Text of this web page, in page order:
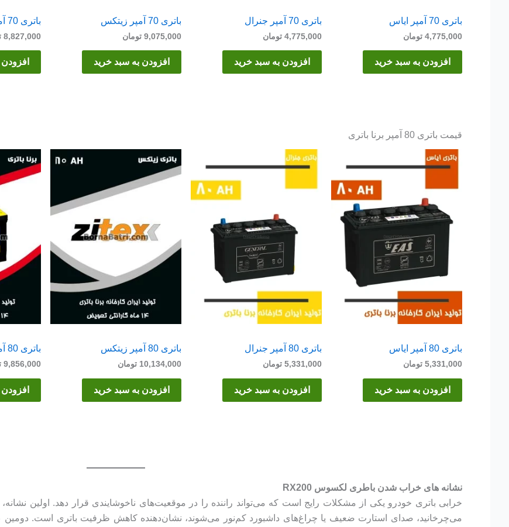
باتری 70 آمپر ایاس
4,775,000 تومان
افزودن به سبد خرید
باتری 70 آمپر جنرال
4,775,000 تومان
افزودن به سبد خرید
باتری 70 آمپر زیتکس
9,075,000 تومان
افزودن به سبد خرید
باتری 70 آمپر برنا
8,827,000
قیمت باتری 80 آمپر برنا باتری
باتری 80 آمپر ایاس
5,331,000 تومان
افزودن به سبد خرید
باتری 80 آمپر جنرال
5,331,000 تومان
افزودن به سبد خرید
باتری 80 آمپر زیتکس
10,134,000 تومان
افزودن به سبد خرید
باتری 80 آمپر برنا
9,856,000
نشانه های خراب شدن باطری لکسوس RX200
خرابی باتری خودرو یکی از مشکلات رایج است که می‌تواند راننده را در موقعیت‌های ناخوشایندی قرار دهد. اولین
می‌چرخانید، صدای استارت ضعیف یا چراغ‌های داشبورد کم‌نور می‌شوند، نشان‌دهنده کاهش ظرفیت باتری است.